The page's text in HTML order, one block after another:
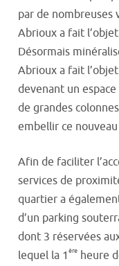
par de nombreuses
Abrioux a fait
Désormais
Abrioux a fait
devenant un
de grandes
embellir ce
Afin de faciliter
services de
quartier a
d’un parking
dont 3 réservées
lequel la 1 ère heure